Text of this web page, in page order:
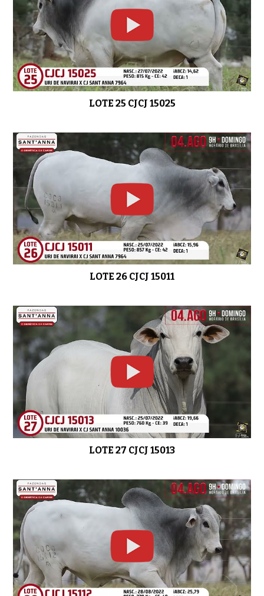
LOTE 25 CJCJ 15025
LOTE 26 CJCJ 15011
LOTE 27 CJCJ 15013